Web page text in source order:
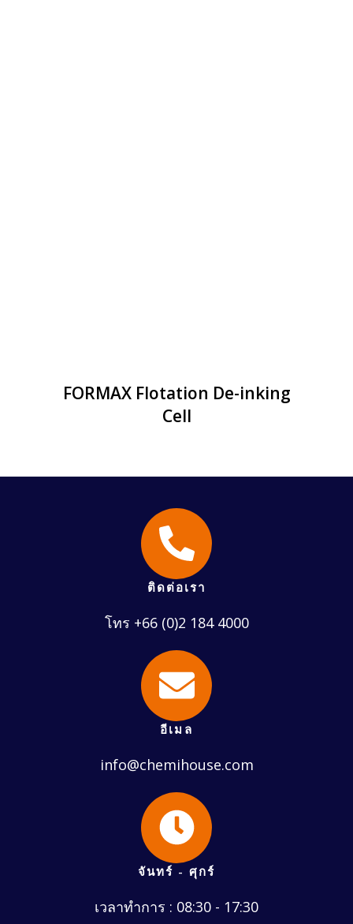
FORMAX Flotation De-inking
Cell
ติดต่อเรา
โทร +66 (0)2 184 4000
อีเมล
info@chemihouse.com
จันทร์ - ศุกร์
เวลาทำการ : 08:30 - 17:30